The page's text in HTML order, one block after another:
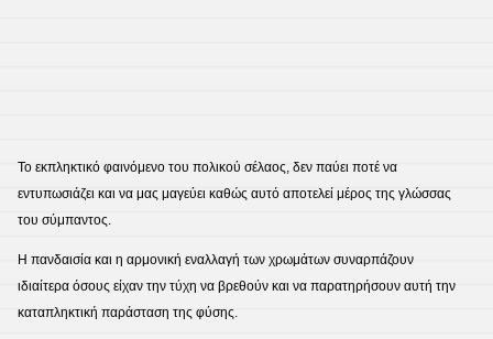
Το εκπληκτικό φαινόμενο του πολικού σέλαος, δεν παύει ποτέ να
εντυπωσιάζει και να μας μαγεύει καθώς αυτό αποτελεί μέρος της γλώσσας
του σύμπαντος.
Η πανδαισία και η αρμονική εναλλαγή των χρωμάτων συναρπάζουν
ιδιαίτερα όσους είχαν την τύχη να βρεθούν και να παρατηρήσουν αυτή την
καταπληκτική παράσταση της φύσης.